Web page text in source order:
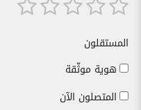
المستقلون
هوية موثّقة
المتصلون الآن